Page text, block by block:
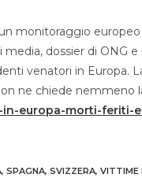
monitoraggio
dossier di ONG
venatori in Europa.
ne chiede nemmeno
europa-morti-feriti-
, SPAGNA, SVIZZERA, VITTIME